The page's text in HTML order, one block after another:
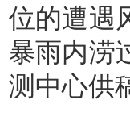
位的遭遇
暴雨内涝
测中心供